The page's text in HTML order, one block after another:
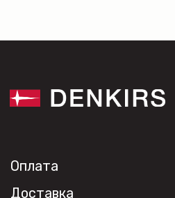
купить?
Социальные сети
Дизайнерам